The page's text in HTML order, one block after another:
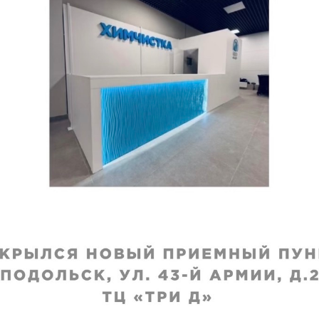
VIP
или
чехол из
меха
диван
₽
Покрывало,
меха (1 кв. м)
2090 ₽